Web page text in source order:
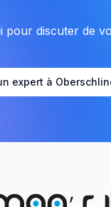
discuter de
expert à